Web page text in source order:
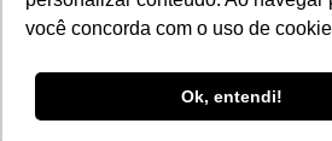
você concorda com o uso de
Ok, entendi!
reservados.